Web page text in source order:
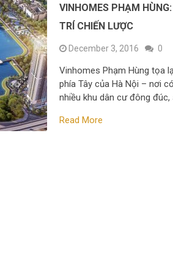
VINHOMES PHẠM
TRÍ CHIẾN LƯỢC
December 3, 2016 0
Vinhomes Phạm Hùng tọa
phía Tây của Hà Nội – nơi
nhiều khu dân cư đông
Read More